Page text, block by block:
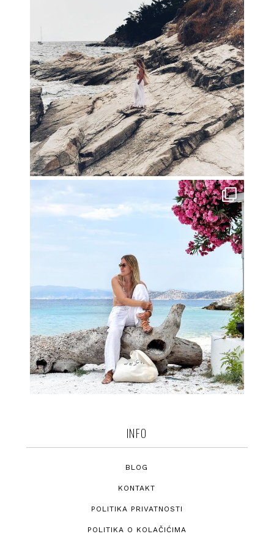
INFO
BLOG
KONTAKT
POLITIKA PRIVATNOSTI
POLITIKA O KOLAČIĆIMA